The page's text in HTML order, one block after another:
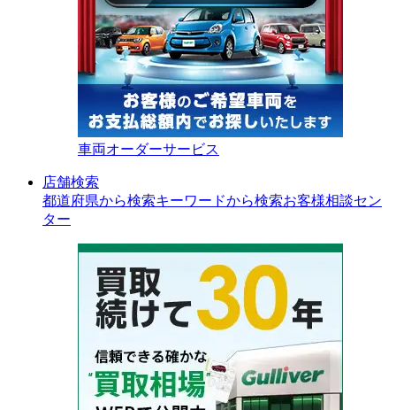
車両オーダーサービス
店舗検索
都道府県から検索キーワードから検索お客様相談セン
ター